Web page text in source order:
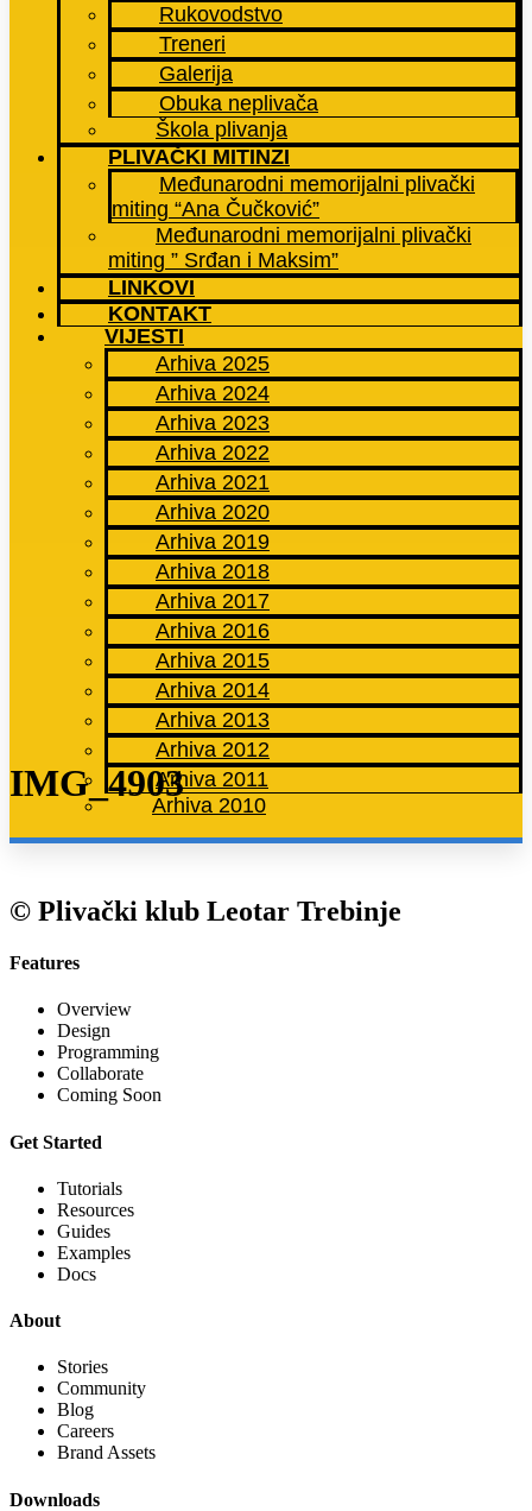
Rukovodstvo
Treneri
Galerija
Obuka neplivača
Škola plivanja
PLIVAČKI MITINZI
Međunarodni memorijalni plivački
miting “Ana Čučković”
Međunarodni memorijalni plivački
miting ” Srđan i Maksim”
LINKOVI
KONTAKT
VIJESTI
Arhiva 2025
Arhiva 2024
Arhiva 2023
Arhiva 2022
Arhiva 2021
Arhiva 2020
Arhiva 2019
Arhiva 2018
Arhiva 2017
Arhiva 2016
Arhiva 2015
Arhiva 2014
Arhiva 2013
Arhiva 2012
Arhiva 2011
Arhiva 2010
IMG_4903
© Plivački klub Leotar Trebinje
Features
Overview
Design
Programming
Collaborate
Coming Soon
Get Started
Tutorials
Resources
Guides
Examples
Docs
About
Stories
Community
Blog
Careers
Brand Assets
Downloads